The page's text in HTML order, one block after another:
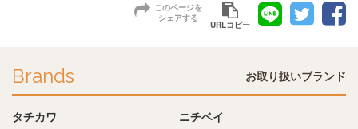
このページを
シェアする
URLコピー
Brands お取り扱いブランド
タチカワ
ニチベイ